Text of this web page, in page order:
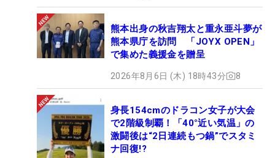
熊本出身の秋吉翔太と重永亜斗夢が
熊本県庁を訪問 「JOYX OPEN」
で集めた義援金を贈呈
2026年8月6日 (木) 18時43分 8
身長154cmのドラコン女子が大会
で2階級制覇！「40°近い気温」の
激闘後は“2日連続もつ鍋”でスタミ
ナ回復!?